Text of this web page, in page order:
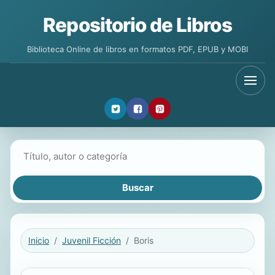
Repositorio de Libros
Biblioteca Online de libros en formatos PDF, EPUB y MOBI
Inicio Juvenil Ficción Boris